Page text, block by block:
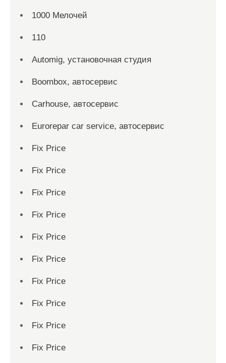
1000 Мелочей
110
Automig, установочная студия
Boombox, автосервис
Carhouse, автосервис
Eurorepar car service, автосервис
Fix Price
Fix Price
Fix Price
Fix Price
Fix Price
Fix Price
Fix Price
Fix Price
Fix Price
Fix Price